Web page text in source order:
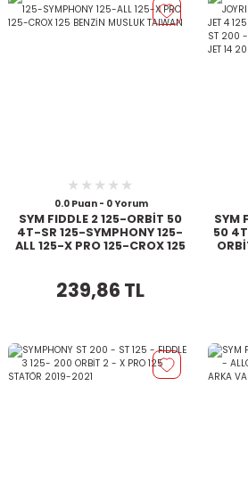
0.0 Puan - 0 Yorum
SYM FIDDLE 2 125-ORBİT 50
4T-SR 125-SYMPHONY 125-
ALL 125-X PRO 125-CROX 125
239,86 TL
SYM
50